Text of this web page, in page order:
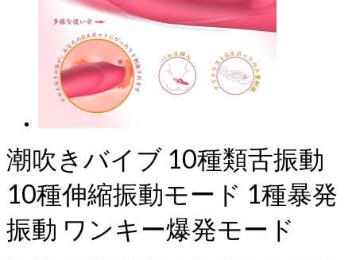
潮吹きバイブ 10種類舌振動
10種伸縮振動モード 1種暴発
振動 ワンキー爆発モード